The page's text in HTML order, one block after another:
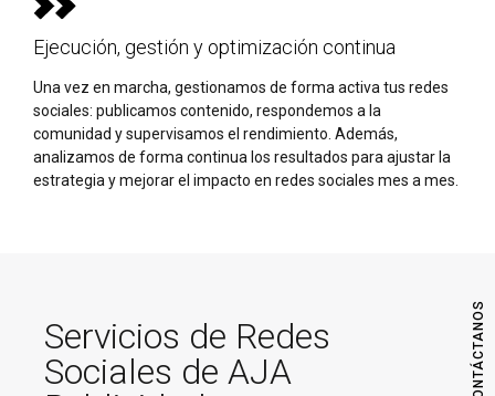
CONTÁCTANOS
Ejecución, gestión y optimización continua
Una vez en marcha, gestionamos de forma activa tus redes
sociales: publicamos contenido, respondemos a la
comunidad y supervisamos el rendimiento. Además,
analizamos de forma continua los resultados para ajustar la
estrategia y mejorar el impacto en redes sociales mes a mes.
Servicios de Redes
Sociales de AJA